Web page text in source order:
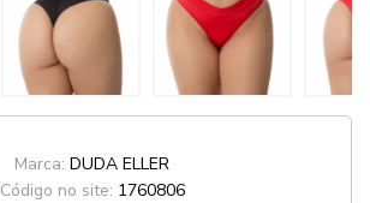
Marca: DUDA ELLER
Código no site: 1760806